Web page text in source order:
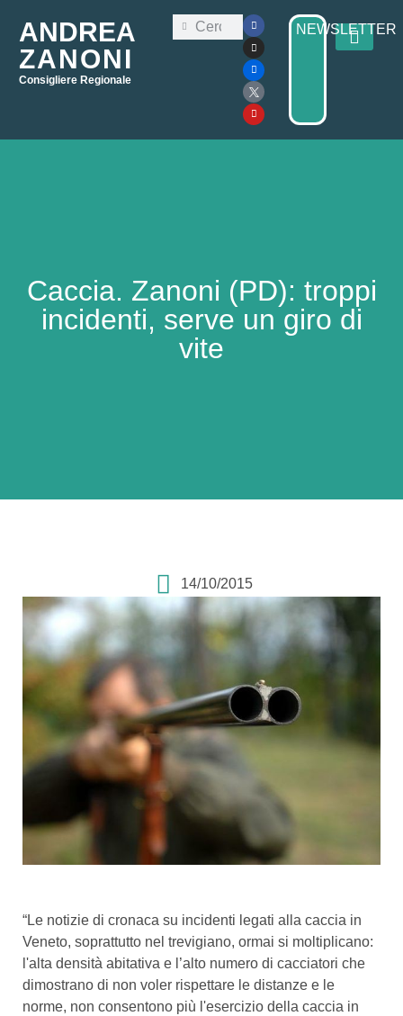
ANDREA
ZANONI
Consigliere Regionale
NEWSLETTER
Caccia. Zanoni (PD): troppi
incidenti, serve un giro di
vite
14/10/2015
“Le notizie di cronaca su incidenti legati alla caccia in
Veneto, soprattutto nel trevigiano, ormai si moltiplicano:
l'alta densità abitativa e l’alto numero di cacciatori che
dimostrano di non voler rispettare le distanze e le
norme, non consentono più l'esercizio della caccia in